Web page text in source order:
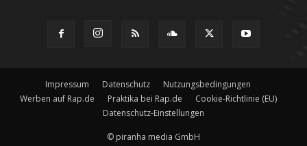
Impressum Datenschutz
Nutzungsbedingungen
Werben auf Rap.de
Praktika bei Rap.de
Cookie-Richtlinie (EU)
Datenschutz-Einstellungen
© piranha media GmbH